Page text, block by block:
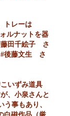
トレーは
ルナットを器
田千絵子 さ
後藤文生 さ
いずみ道具
、小泉さんと
事もあり、